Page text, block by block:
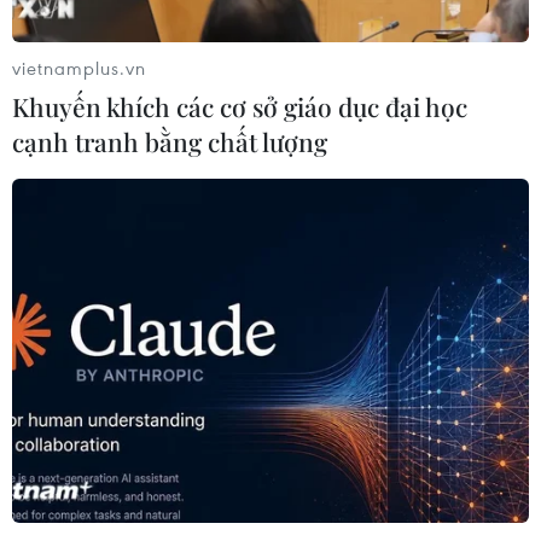
Tối 19/6, Công an thành phố Biên Hòa (Đồng Nai) phối
hợp với lực lượng của Bộ Công an bắt khẩn cấp
Nguyễn Tấn Lương để điều tra hành vi gây rối trật tự
công cộng.
vietnamplus.vn
Khuyến khích các cơ sở giáo dục đại học
cạnh tranh bằng chất lượng